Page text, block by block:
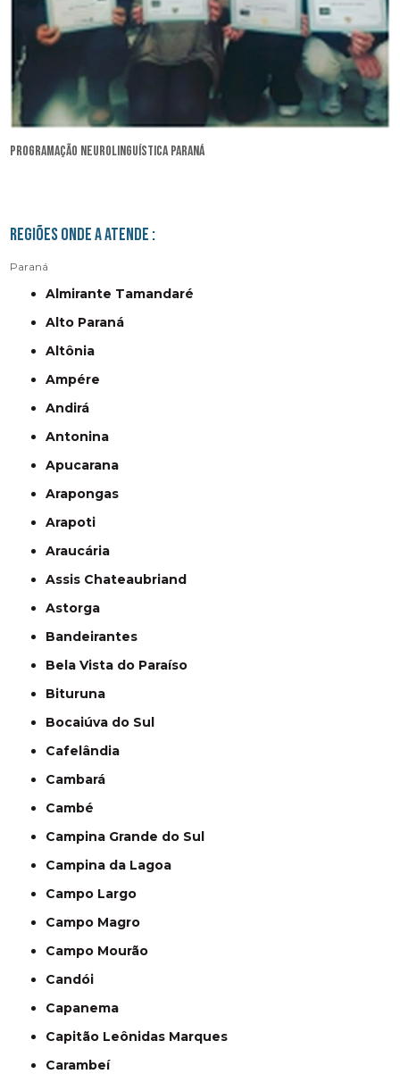
programação neurolinguística Paraná
Regiões onde a atende :
Paraná
Almirante Tamandaré
Alto Paraná
Altônia
Ampére
Andirá
Antonina
Apucarana
Arapongas
Arapoti
Araucária
Assis Chateaubriand
Astorga
Bandeirantes
Bela Vista do Paraíso
Bituruna
Bocaiúva do Sul
Cafelândia
Cambará
Cambé
Campina Grande do Sul
Campina da Lagoa
Campo Largo
Campo Magro
Campo Mourão
Candói
Capanema
Capitão Leônidas Marques
Carambeí